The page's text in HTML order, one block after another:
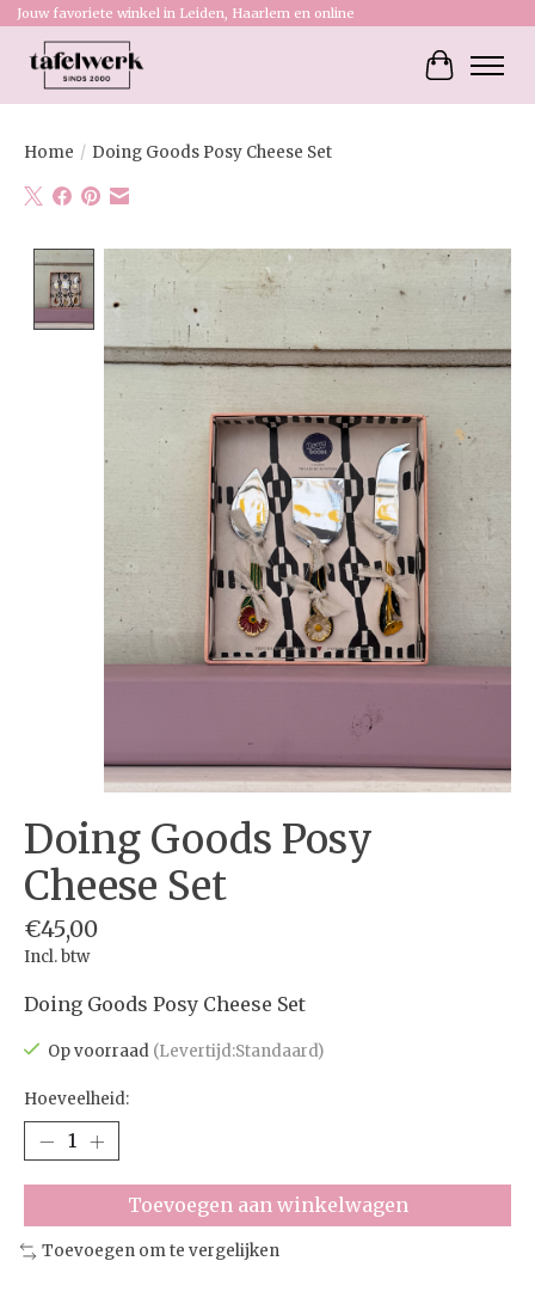
Jouw favoriete winkel in Leiden, Haarlem en online
Home / Doing Goods Posy Cheese Set
Product image slideshow Items
Doing Goods Posy
Cheese Set
€45,00
Incl. btw
Doing Goods Posy Cheese Set
Op voorraad (Levertijd:Standaard)
Hoeveelheid:
Toevoegen aan winkelwagen
Toevoegen om te vergelijken